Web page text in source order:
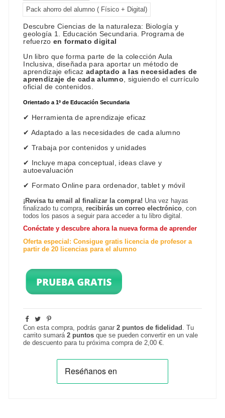
Pack ahorro del alumno ( Físico + Digital)
Descubre Ciencias de la naturaleza: Biología y
geología 1. Educación Secundaria. Programa de
refuerzo en formato digital
Un libro que forma parte de la colección Aula
Inclusiva, diseñada para aportar un método de
aprendizaje eficaz adaptado a las necesidades de
aprendizaje de cada alumno , siguiendo el currículo
oficial de contenidos.
Orientado a 1º de Educación Secundaria
✔ Herramienta de aprendizaje eficaz
✔ Adaptado a las necesidades de cada alumno
✔ Trabaja por contenidos y unidades
✔ Incluye mapa conceptual, ideas clave y
autoevaluación
✔ Formato Online para ordenador, tablet y móvil
¡Revisa tu email al finalizar la compra! Una vez hayas
finalizado tu compra, recibirás un correo electrónico, con
todos los pasos a seguir para acceder a tu libro digital.
Conéctate y descubre ahora la nueva forma de aprender
Oferta especial: Consigue gratis licencia de profesor a
partir de 20 licencias para el alumno
Con esta compra, podrás ganar2 puntos de fidelidad . Tu
carrito sumará2 puntos que se pueden convertir en un vale
de descuento para tu próxima compra de 2,00 €